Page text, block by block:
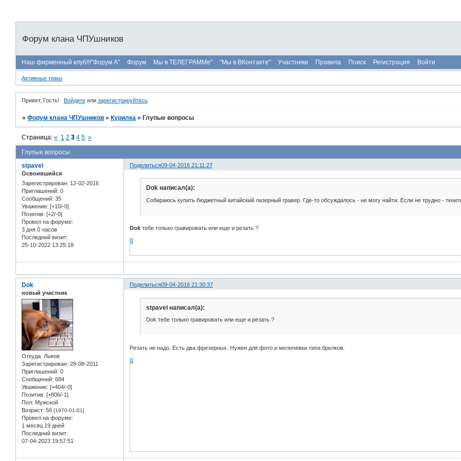
Форум клана ЧПУшников
Наш фирменный клуб!!!"Форум А" Форум Мы в ТЕЛЕГРАММе" "Мы в ВКонтакте" Участники Правила Поиск Регистрация Войти
Активные темы
Привет, Гость! Войдитеили зарегистрируйтесь.
»Форум клана ЧПУшников » Курилка » Глупые вопросы
Глупые вопросы
Страница:« 1 2 3 4 5 »
Поделиться09-04-2016 21:11:27
stpavel
Освоившийся
Зарегистрирован: 12-02-2016
Приглашений: 0
Сообщений: 35
Уважение: [+10/-0]
Позитив: [+2/-0]
Провел на форуме:
3 дня 0 часов
Последний визит:
25-10-2022 13:25:18
Dok написал(а):
Собираюсь купить бюджетный китайский лазерный гравер. Где-то обсуждалось - не могу найти. Если не трудно -
Dok тебе только гравировать или еще и резать ?
0
Поделиться09-04-2016 21:30:37
Dok
новый участник
Откуда: Львов
Зарегистрирован: 28-08-2011
Приглашений: 0
Сообщений: 684
Уважение: [+404/-0]
Позитив: [+806/-1]
Пол: Мужской
Возраст: 56 [1970-01-01]
Провел на форуме:
1 месяц 19 дней
Последний визит:
07-04-2023 19:57:51
stpavel написал(а):
Dok тебе только гравировать или еще и резать ?
Резать не надо. Есть два фрезерных. Нужен для фото и мелочевки типа брелков.
0